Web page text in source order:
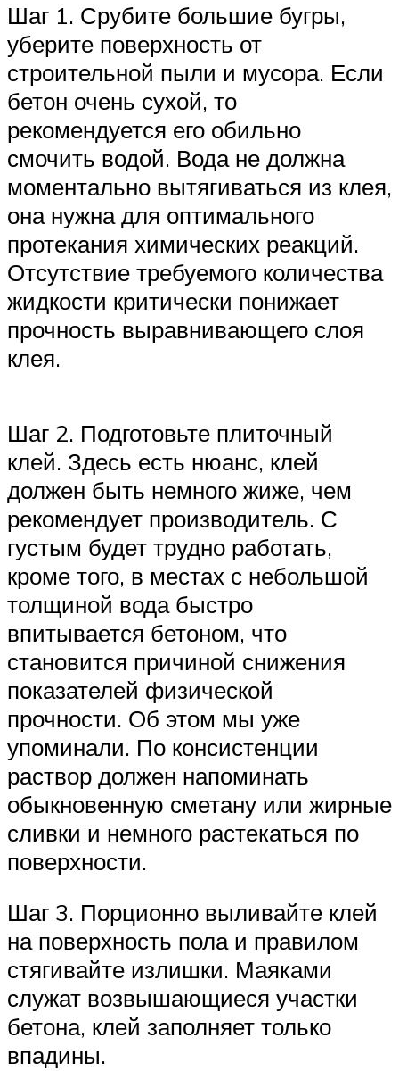
Шаг 1. Срубите большие бугры,
уберите поверхность от
строительной пыли и мусора. Если
бетон очень сухой, то
рекомендуется его обильно
смочить водой. Вода не должна
моментально вытягиваться из клея,
она нужна для оптимального
протекания химических реакций.
Отсутствие требуемого количества
жидкости критически понижает
прочность выравнивающего слоя
клея.
Шаг 2. Подготовьте плиточный
клей. Здесь есть нюанс, клей
должен быть немного жиже, чем
рекомендует производитель. С
густым будет трудно работать,
кроме того, в местах с небольшой
толщиной вода быстро
впитывается бетоном, что
становится причиной снижения
показателей физической
прочности. Об этом мы уже
упоминали. По консистенции
раствор должен напоминать
обыкновенную сметану или жирные
сливки и немного растекаться по
поверхности.
Шаг 3. Порционно выливайте клей
на поверхность пола и правилом
стягивайте излишки. Маяками
служат возвышающиеся участки
бетона, клей заполняет только
впадины.